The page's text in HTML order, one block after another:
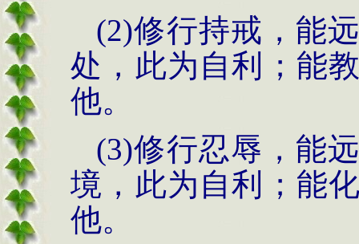
(2)修行持戒，能
处，此为自利；能
他。
(3)修行忍辱，能
境，此为自利；能
他。